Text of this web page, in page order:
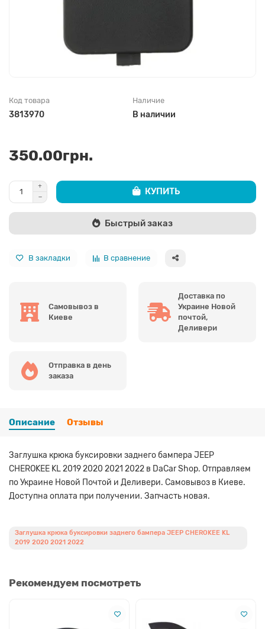
Код товара
3813970
Наличие
В наличии
350.00грн.
КУПИТЬ
Быстрый заказ
В закладки В сравнение
Самовывоз в
Киеве
Доставка по
Украине Новой
почтой,
Деливери
Отправка в день
заказа
Описание Отзывы
Заглушка крюка буксировки заднего бампера JEEP
CHEROKEE KL 2019 2020 2021 2022 в DaCar Shop. Отправляем
по Украине Новой Почтой и Деливери. Самовывоз в Киеве.
Доступна оплата при получении. Запчасть новая.
Заглушка крюка буксировки заднего бампера JEEP CHEROKEE KL
2019 2020 2021 2022
Рекомендуем посмотреть